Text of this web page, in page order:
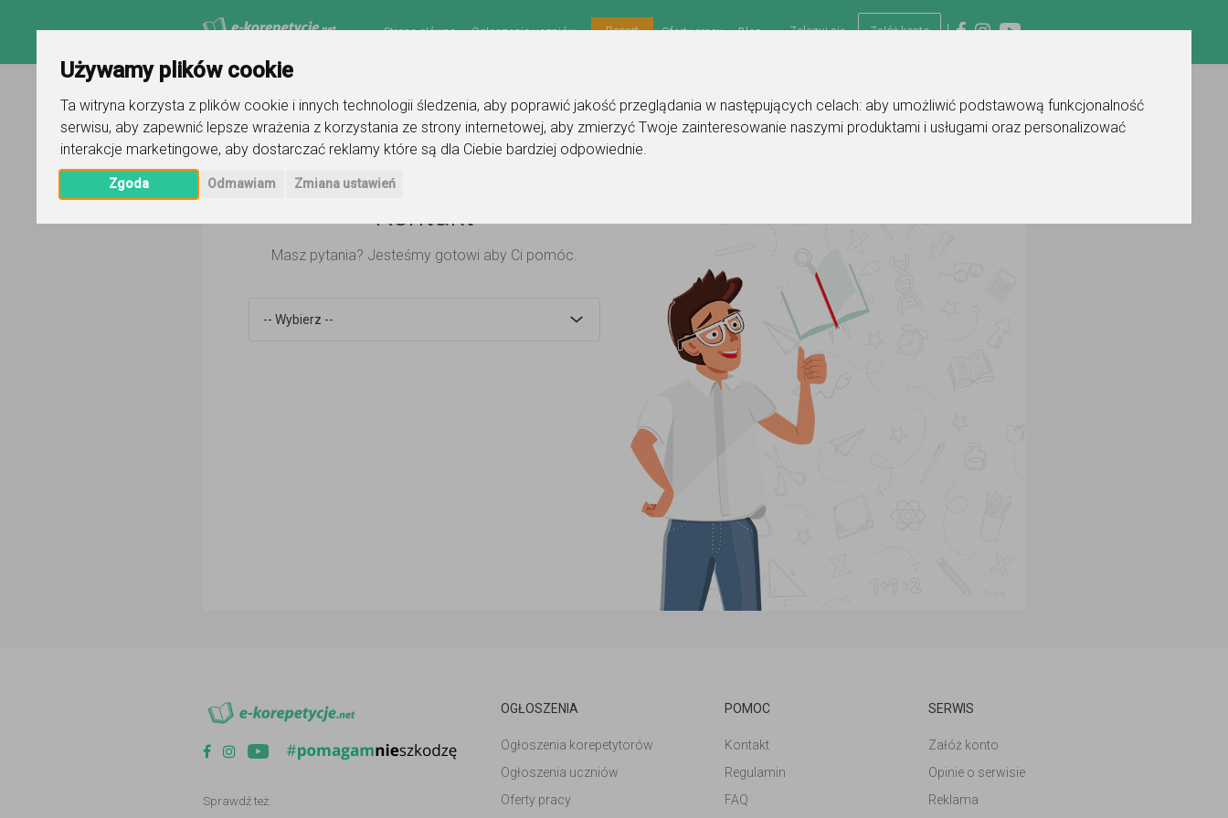
Używamy plików cookie
Ta witryna korzysta z plików cookie i innych technologii śledzenia, aby poprawić jakość przeglądania w następujących celach: aby umożliwić podstawową funkcjonalność
serwisu, aby zapewnić lepsze wrażenia z korzystania ze strony internetowej, aby zmierzyć Twoje zainteresowanie naszymi produktami i usługami oraz personalizować
interakcje marketingowe, aby dostarczać reklamy które są dla Ciebie bardziej odpowiednie.
Zgoda Odmawiam Zmiana ustawień
Zaloguj się Załóż konto
Strona główna Ogłoszenia uczniów Raport Oferty pracy Blog
Kontakt
Kontakt
Masz pytania? Jesteśmy gotowi aby Ci pomóc.
-- Wybierz --
Sprawdź też:
OGŁOSZENIA
Ogłoszenia korepetytorów
Ogłoszenia uczniów
Oferty pracy
POMOC
Kontakt
Regulamin
FAQ
SERWIS
Załóż konto
Opinie o serwisie
Reklama